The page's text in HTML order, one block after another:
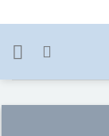
inhoud